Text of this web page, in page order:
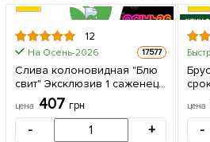
12
На Осень-2026 17577
Слива колоновидная "Блю
свит" Эксклюзив 1 саженец
в упаковке
цена 407грн
- +
КЛИН
в
цена
-